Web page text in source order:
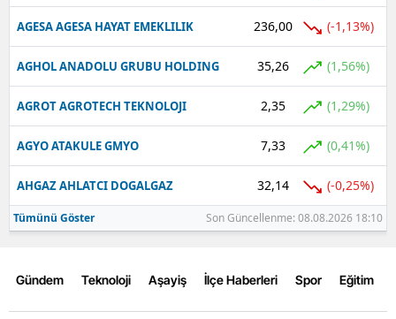
AGESA AGESA HAYAT EMEKLILIK 236,00 (-1,13%)
AGHOL ANADOLU GRUBU HOLDING 35,26 (1,56%)
AGROT AGROTECH TEKNOLOJI 2,35 (1,29%)
AGYO ATAKULE GMYO 7,33 (0,41%)
AHGAZ AHLATCI DOGALGAZ 32,14 (-0,25%)
Tümünü Göster Son Güncellenme: 08.08.2026 18:10
Gündem Teknoloji Aşayiş İlçe Haberleri Spor Eğitim